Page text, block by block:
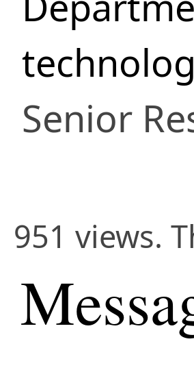
Senior
951 views.